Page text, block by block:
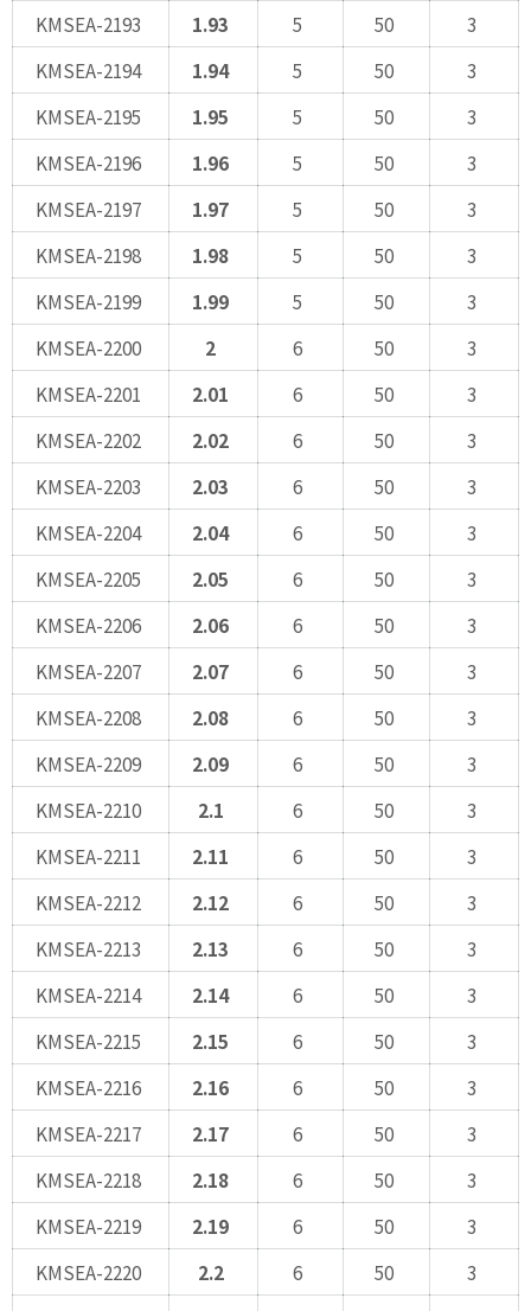
KMSEA-2193
1.93 5 50
3
KMSEA-2194
1.94 5 50
3
KMSEA-2195
1.95 5 50
3
KMSEA-2196
1.96 5 50
3
KMSEA-2197
1.97 5 50
3
KMSEA-2198
1.98 5 50
3
KMSEA-2199
1.99 5 50
3
KMSEA-2200
2 6 50
3
KMSEA-2201
2.01 6 50
3
KMSEA-2202
2.02 6 50
3
KMSEA-2203
2.03 6 50
3
KMSEA-2204
2.04 6 50
3
KMSEA-2205
2.05 6 50
3
KMSEA-2206
2.06 6 50
3
KMSEA-2207
2.07 6 50
3
KMSEA-2208
2.08 6 50
3
KMSEA-2209
2.09 6 50
3
KMSEA-2210
2.1 6 50
3
KMSEA-2211
2.11 6 50
3
KMSEA-2212
2.12 6 50
3
KMSEA-2213
2.13 6 50
3
KMSEA-2214
2.14 6 50
3
KMSEA-2215
2.15 6 50
3
KMSEA-2216
2.16 6 50
3
KMSEA-2217
2.17 6 50
3
KMSEA-2218
2.18 6 50
3
KMSEA-2219
2.19 6 50
3
KMSEA-2220
2.2 6 50
3